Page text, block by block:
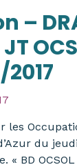
–
2017
les
du
« BD